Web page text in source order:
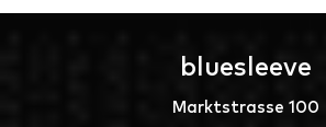
bluesleeve
Marktstrasse 100